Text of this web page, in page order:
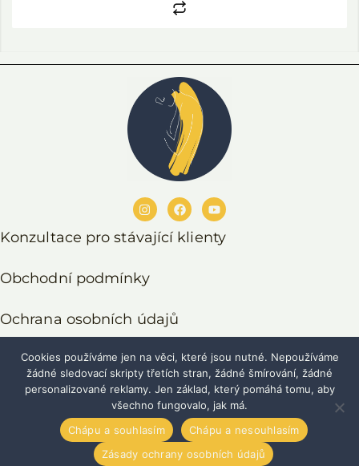
Konzultace pro stávající klienty
Obchodní podmínky
Ochrana osobních údajů
Odstoupení od smlouvy
© 2021–2026 Eliška Henzlová, Vysoce Citliví Lidé. Všechna
práva vyhrazena.
Děkuju, že respektujete moji práci.
Cookies používáme jen na věci, které jsou nutné. Nepoužíváme
žádné sledovací skripty třetích stran, žádné šmírování, žádné
personalizované reklamy. Jen základ, který pomáhá tomu, aby
všechno fungovalo, jak má.
Chápu a souhlasím
Chápu a nesouhlasím
Zásady ochrany osobních údajů